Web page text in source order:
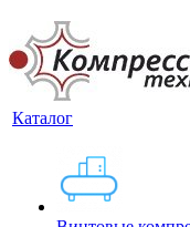
Каталог